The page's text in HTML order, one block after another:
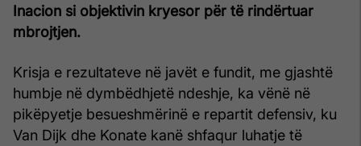
Inacion si objektivin kryesor për të rindërtuar
mbrojtjen.
Krisja e rezultateve në javët e fundit, me gjashtë
humbje në dymbëdhjetë ndeshje, ka vënë në
pikëpyetje besueshmërinë e repartit defensiv, ku
Van Dijk dhe Konate kanë shfaqur luhatje të